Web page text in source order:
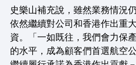
史樂山補充說，雖然業務情況
依然繼續對公司和香港作出重
資。「一如既往，我們會力保
的水平，成為顧客們首選航空